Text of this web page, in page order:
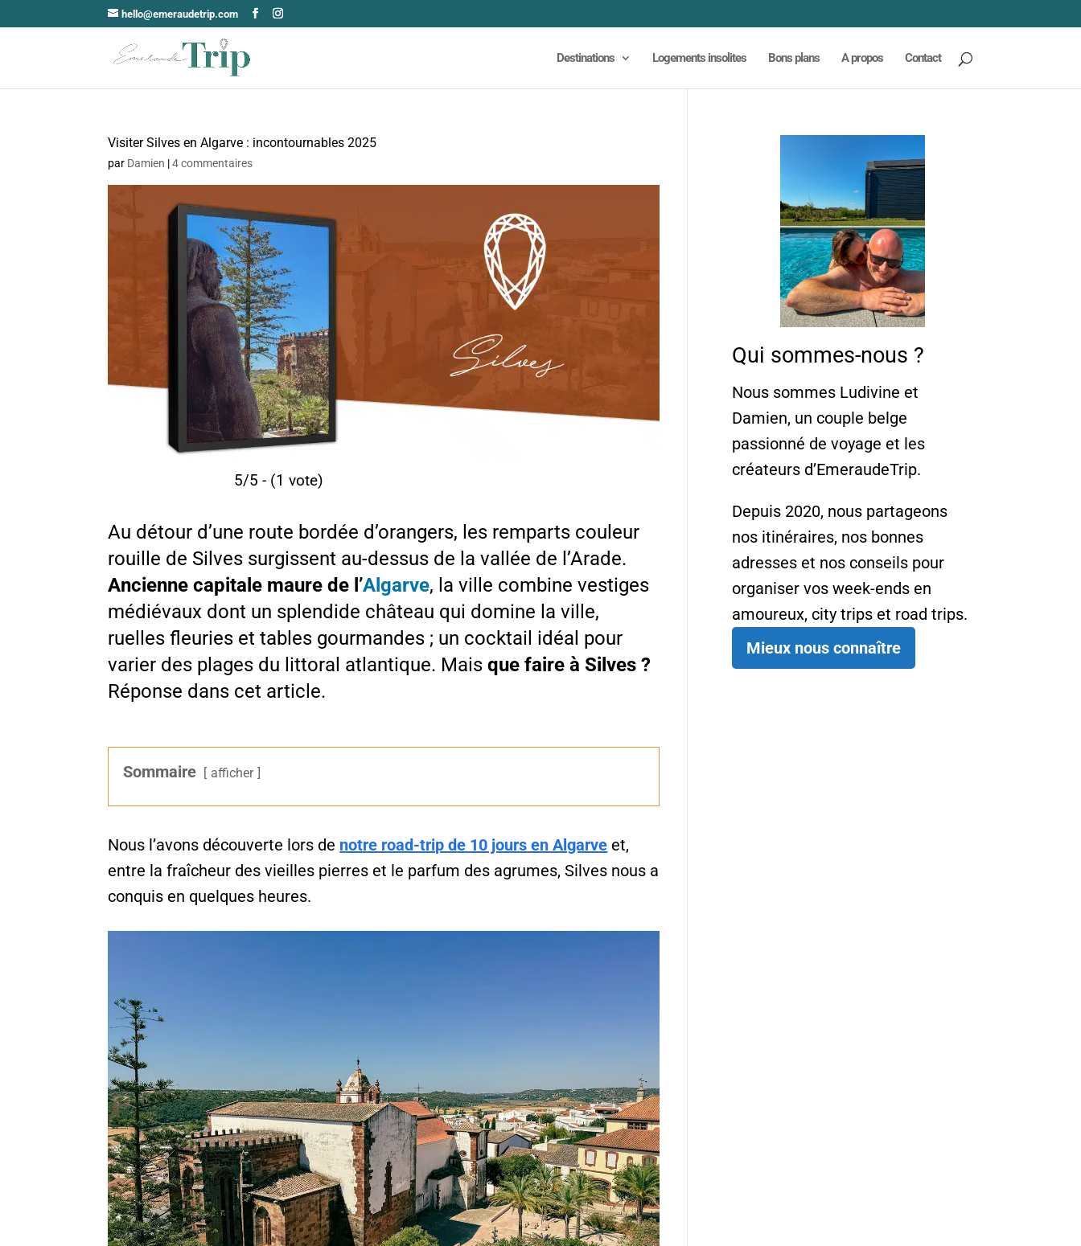
hello@emeraudetrip.com
Destinations Logements insolites Bons plans A propos Contact
Visiter Silves en Algarve : incontournables 2025
par Damien |4 commentaires
5/5 - (1 vote)
Au détour d’une route bordée d’orangers, les remparts couleur
rouille de Silves surgissent au-dessus de la vallée de l’Arade.
Ancienne capitale maure de l’Algarve, la ville combine vestiges
médiévaux dont un splendide château qui domine la ville,
ruelles fleuries et tables gourmandes ; un cocktail idéal pour
varier des plages du littoral atlantique. Maisque faire à Silves ?
Réponse dans cet article.
Sommaire afficher
Nous l’avons découverte lors de notre road-trip de 10 jours en Algarve et,
entre la fraîcheur des vieilles pierres et le parfum des agrumes, Silves nous a
conquis en quelques heures.
Qui sommes-nous ?
Nous sommes Ludivine et
Damien, un couple belge
passionné de voyage et les
créateurs d’EmeraudeTrip.
Depuis 2020, nous partageons
nos itinéraires, nos bonnes
adresses et nos conseils pour
organiser vos week-ends en
amoureux, city trips et road trips.
Mieux nous connaître